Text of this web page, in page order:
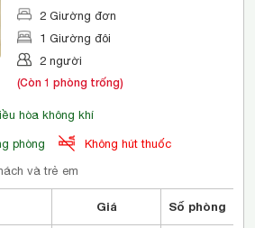
2 Giường đơn
1 Giường đôi
2 người
(Còn 1 phòng trống)
hòa không khí
phòng
Không hút thuốc
và trẻ em
Giá Số phòng